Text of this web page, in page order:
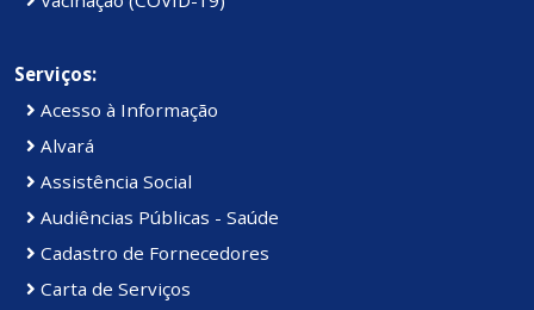
Serviços:
Acesso à Informação
Alvará
Assistência Social
Audiências Públicas - Saúde
Cadastro de Fornecedores
Carta de Serviços